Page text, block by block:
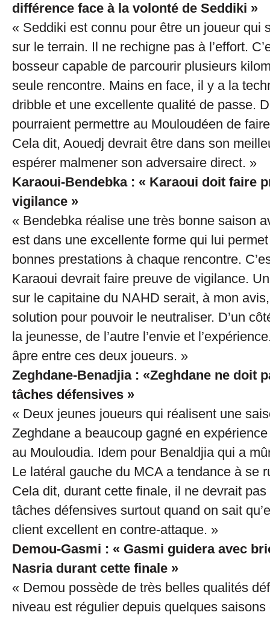
différence face à la volonté de Seddiki »
« Seddiki est connu pour être un joueur qui
sur le terrain. Il ne rechigne pas à l’effort.
bosseur capable de parcourir plusieurs
seule rencontre. Mains en face, il y a la
dribble et une excellente qualité de passe.
pourraient permettre au Mouloudéen de
Cela dit, Aouedj devrait être dans son
espérer malmener son adversaire direct. »
Karaoui-Bendebka : « Karaoui doit faire
vigilance »
« Bendebka réalise une très bonne saison
est dans une excellente forme qui lui
bonnes prestations à chaque rencontre.
Karaoui devrait faire preuve de vigilance.
sur le capitaine du NAHD serait, à mon
solution pour pouvoir le neutraliser. D’un
la jeunesse, de l’autre l’envie et
âpre entre ces deux joueurs. »
Zeghdane-Benadjia : «Zeghdane ne doit
tâches défensives »
« Deux jeunes joueurs qui réalisent une
Zeghdane a beaucoup gagné en
au Mouloudia. Idem pour Benaldjia qui a
Le latéral gauche du MCA a tendance à se
Cela dit, durant cette finale, il ne devrait
tâches défensives surtout quand on sait
client excellent en contre-attaque. »
Demou-Gasmi : « Gasmi guidera avec
Nasria durant cette finale »
« Demou possède de très belles qualités
niveau est régulier depuis quelques